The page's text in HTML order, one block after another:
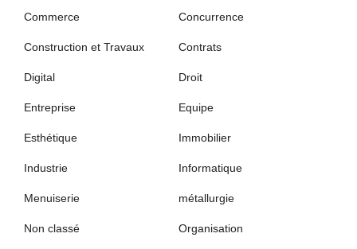
Commerce Concurrence
Construction et Travaux Contrats
Digital Droit
Entreprise Equipe
Esthétique Immobilier
Industrie Informatique
Menuiserie métallurgie
Non classé Organisation